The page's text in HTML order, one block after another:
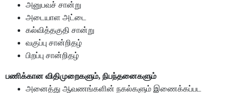
அனுபவச் சான்று
அடையாள அட்டை
கல்வித்தகுதி சான்று
வகுப்பு சான்றிதழ்
பிறப்பு சான்றிதழ்
பணிக்கான விதிமுறைகளும், நிபந்தனைகளும்
அனைத்து ஆவணங்களின் நகல்களும் இணைக்கப்பட